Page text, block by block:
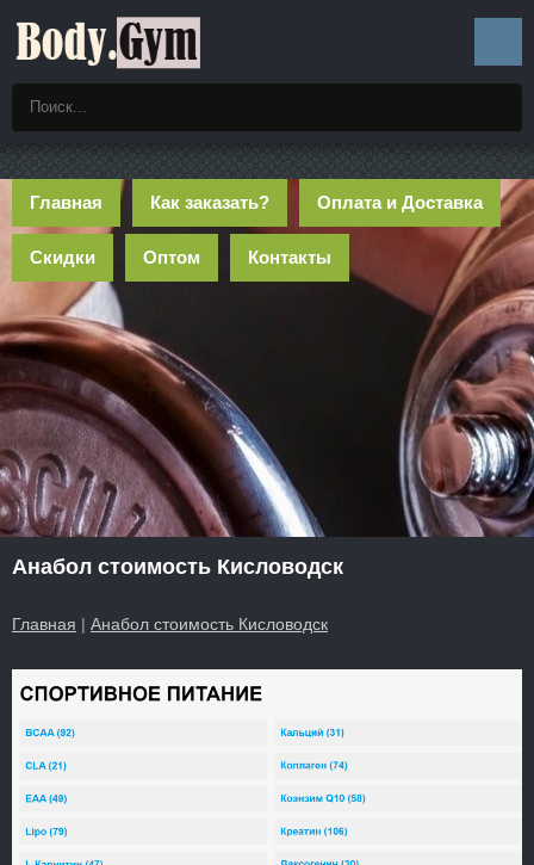
Главная Как заказать? Оплата и Доставка
Скидки Оптом Контакты
Анабол стоимость Кисловодск
Главная | Анабол стоимость Кисловодск